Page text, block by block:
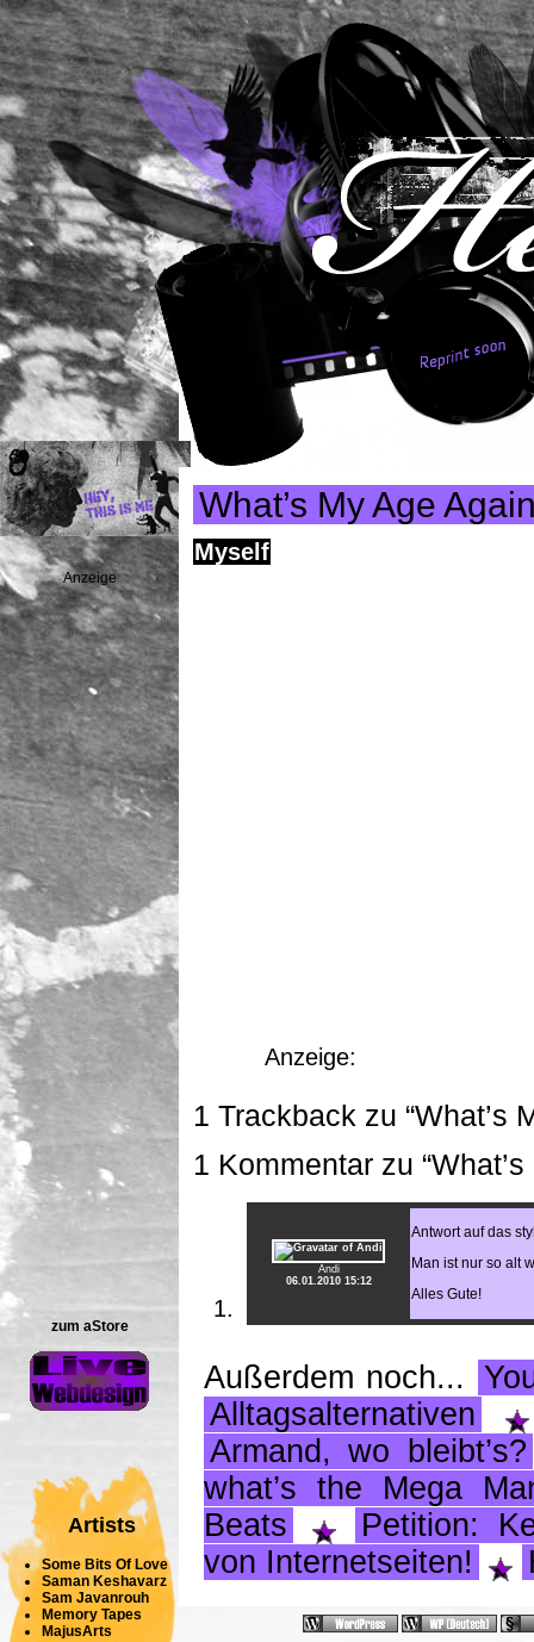
Anzeige
zum aStore
Artists
Some Bits Of Love
Saman Keshavarz
Sam Javanrouh
Memory Tapes
MajusArts
What’s My Age
Myself
Anzeige:
1 Trackback zu “What’s
1 Kommentar zu
Andi
06.01.2010 15:12
Antwort auf das
Man ist nur so alt
Alles Gute!
Außerdem noch...
Alltagsalternativen
Armand, wo bleibt’s?
what’s the Mega
Beats
Petition:
von Internetseiten!